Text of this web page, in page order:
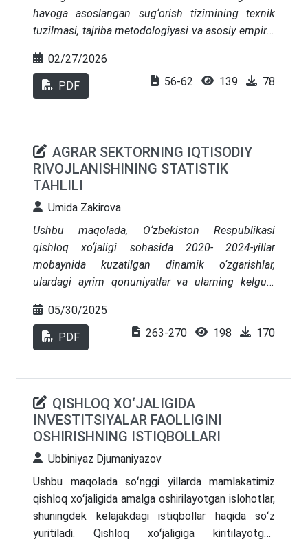
havoga asoslangan sug‘orish tizimining texnik
tuzilmasi, tajriba metodologiyasi va asosiy empirik
sharoitida iqlim omillariga moslashgan sug‘orish
rejalashtirishining samaradorligi qishloq xo‘jaligi
mahsuldorligi va suv resurslaridan foydalanish
asosida suvni tejash darajasi, umumiy hosil hajmi,
hosil tarkibiy ko‘rsatkichlari hamda ekinlarning suv
unumdorligi solishtiriladi. Ushbu rejimlar an’anaviy
fermer amaliyotlari bilan ob-havoga asoslangan
imkonini berib, agronomik va gidrologik natijalarni
kompleks baholashga xizmat qiladi.
02/27/2026
PDF 56-62 139 78
AGRAR SEKTORNING IQTISODIY
RIVOJLANISHINING STATISTIK
TAHLILI
Umida Zakirova
Ushbu maqolada, O‘zbekiston Respublikasi
qishloq xo‘jaligi sohasida 2020- 2024-yillar
mobaynida kuzatilgan dinamik o‘zgarishlar,
ulardagi ayrim qonuniyatlar va ularning kelgusi
statistik ma’lumotlar asosida yoritib beriladi. Agrar
tarmoqqa oid rasmiy statistik ma’lumotlar asosida
qishloq xo‘jaligida yuz berayotgan
o‘zgarishlar va ularning aholi farovonligiga ta’siri
tahlil qilinadi.
05/30/2025
PDF 263-270 198 170
QISHLOQ XOʻJALIGIDA
INVESTITSIYALAR FAOLLIGINI
OSHIRISHNING ISTIQBOLLARI
Ubbiniyaz Djumaniyazov
Ushbu maqolada soʻnggi yillarda mamlakatimiz
qishloq xoʻjaligida amalga oshirilayotgan islohotlar,
shuningdek kelajakdagi istiqbollar haqida soʻz
yuritiladi. Qishloq xoʻjaligiga kiritilayotgan